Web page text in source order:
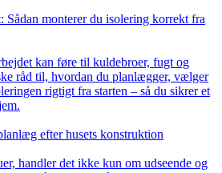
monterer du isolering korrekt fra
kan føre til kuldebroer, fugt og
råd til, hvordan du planlægger, vælger
rigtigt fra starten – så du sikrer et
efter husets konstruktion
handler det ikke kun om udseende og